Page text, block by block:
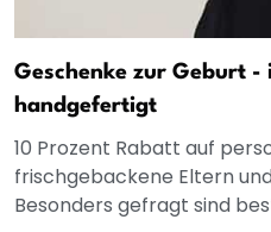
Geschenke zur Geburt -
handgefertigt
10 Prozent Rabatt auf
frischgebackene Eltern
Besonders gefragt sind